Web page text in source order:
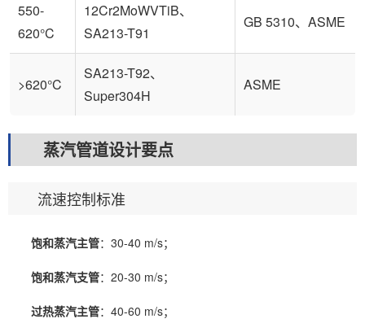
550-
620°C
12Cr2MoWVTiB、
SA213-T91
GB 5310、ASME
>620°C
SA213-T92、
Super304H
ASME
蒸汽管道设计要点
流速控制标准
饱和蒸汽主管：30-40 m/s；
饱和蒸汽支管：20-30 m/s；
过热蒸汽主管：40-60 m/s；